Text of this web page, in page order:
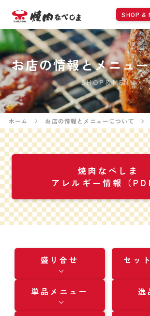
SHOP &
お店の情報とメニュ
SHOP＆MENU
ホーム お店の情報とメニューについて
焼肉なべしま
アレルギー情報（
盛り合せ セッ
単品メニュー 逸